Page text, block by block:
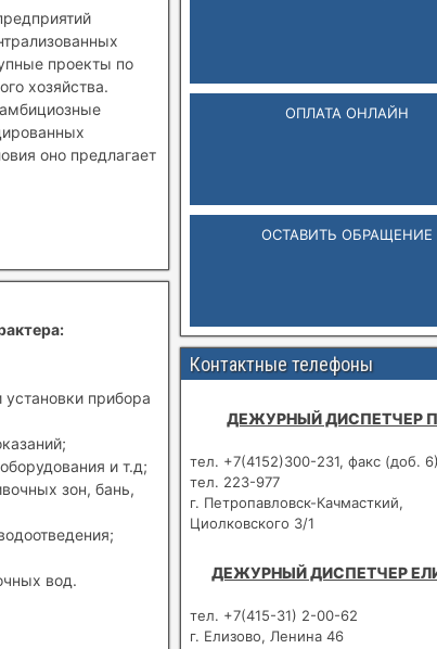
проекты по
хозяйства.
оно предлагает
прибора
и т.д;
зон, бань,
вод.
ОПЛАТА ОНЛАЙН
ОСТАВИТЬ ОБРАЩЕНИЕ
Контактные телефоны
ДЕЖУРНЫЙ ДИСПЕТЧЕР
тел. +7(4152)300-231, факс (доб.
тел. 223-977
г. Петропавловск-Качмасткий,
Циолковского 3/1
ДЕЖУРНЫЙ ДИСПЕТЧЕР
тел. +7(415-31) 2-00-62
г. Елизово, Ленина 46